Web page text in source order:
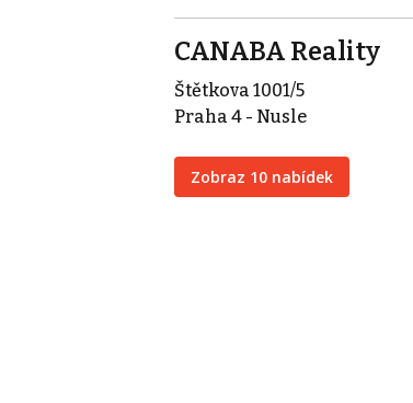
CANABA Reality
Štětkova 1001/5
Praha 4 - Nusle
Zobraz 10 nabídek